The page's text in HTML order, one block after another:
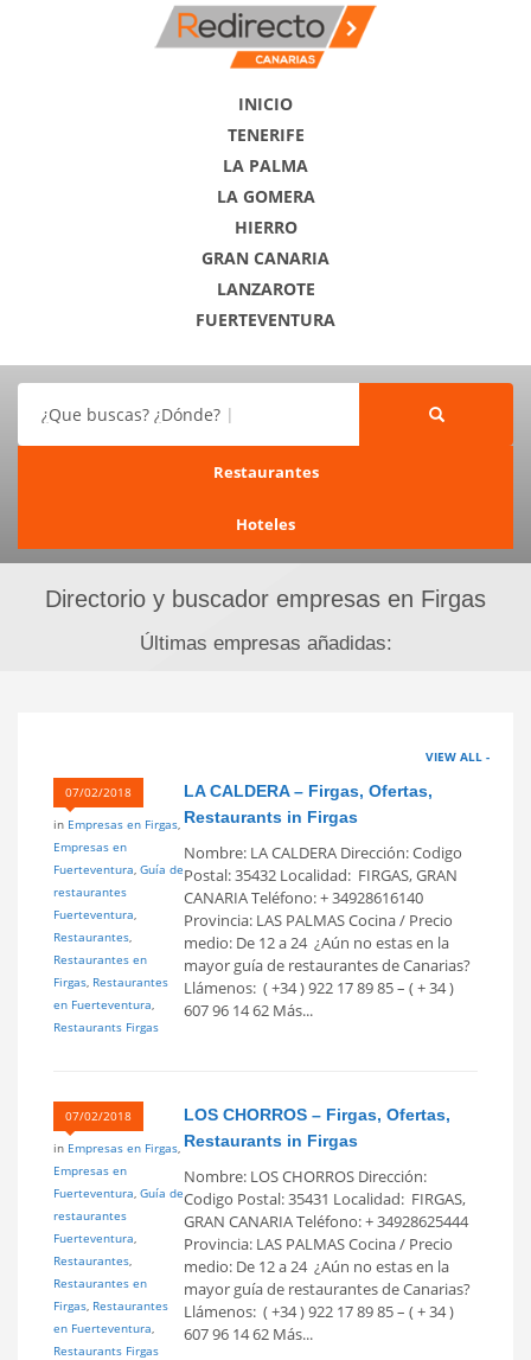
INICIO
TENERIFE
LA PALMA
LA GOMERA
HIERRO
GRAN CANARIA
LANZAROTE
FUERTEVENTURA
¿Que buscas? ¿Dónde?
Restaurantes
Hoteles
Directorio y buscador empresas en Firgas
Últimas empresas añadidas:
VIEW ALL -
07/02/2018
in Empresas en Firgas,
Empresas en
Fuerteventura, Guía de
restaurantes
Fuerteventura,
Restaurantes,
Restaurantes en
Firgas, Restaurantes
en Fuerteventura,
Restaurants Firgas
LA CALDERA – Firgas, Ofertas,
Restaurants in Firgas
Nombre: LA CALDERA Dirección: Codigo
Postal: 35432 Localidad: FIRGAS, GRAN
CANARIA Teléfono: + 34928616140
Provincia: LAS PALMAS Cocina / Precio
medio: De 12 a 24  ¿Aún no estas en la
mayor guía de restaurantes de Canarias?
Llámenos: ( +34 ) 922 17 89 85 – ( + 34 )
607 96 14 62 Más...
07/02/2018
in Empresas en Firgas,
Empresas en
Fuerteventura, Guía de
restaurantes
Fuerteventura,
Restaurantes,
Restaurantes en
Firgas, Restaurantes
en Fuerteventura,
Restaurants Firgas
LOS CHORROS – Firgas, Ofertas,
Restaurants in Firgas
Nombre: LOS CHORROS Dirección:
Codigo Postal: 35431 Localidad: FIRGAS,
GRAN CANARIA Teléfono: + 34928625444
Provincia: LAS PALMAS Cocina / Precio
medio: De 12 a 24  ¿Aún no estas en la
mayor guía de restaurantes de Canarias?
Llámenos: ( +34 ) 922 17 89 85 – ( + 34 )
607 96 14 62 Más...